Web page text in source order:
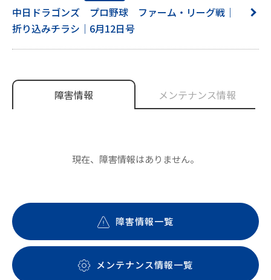
中日ドラゴンズ プロ野球 ファーム・リーグ戦｜
折り込みチラシ｜6月12日号
障害情報 メンテナンス情報
現在、障害情報はありません。
障害情報一覧
メンテナンス情報一覧